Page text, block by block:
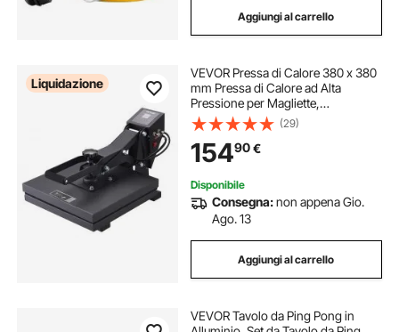
Aggiungi al carrello
Liquidazione
VEVOR Pressa di Calore 380 x 380
mm Pressa di Calore ad Alta
Pressione per Magliette,
Riscaldamento Rapido, Stampante
Digitale a Sublimazione Industriale
per Vinile a Trasferimento di Calore,
Nero
(29)
15490€
Disponibile
Consegna:non appena Gio.
Ago. 13
Aggiungi al carrello
VEVOR Tavolo da Ping Pong in